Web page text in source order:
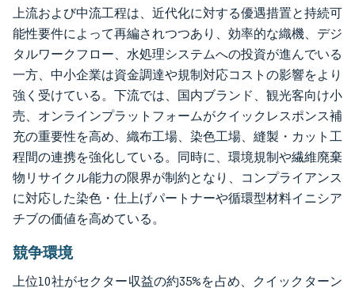
上流および中流工程は、近代化に対する優遇措置と持続可
能性要件によって再編されつつあり、効率的な織機、デジ
タルワークフロー、水処理システムへの投資が進んでいる
一方、中小企業は資金調達や規制対応コストの影響をより
強く受けている。下流では、国内ブランド、観光客向け小
売、オンラインプラットフォームがクイックレスポンス補
充の重要性を高め、織布工場、染色工場、縫製・カット工
程間の連携を強化している。同時に、環境規制や繊維廃棄
物リサイクル能力の限界が制約となり、コンプライアンス
に対応した染色・仕上げパートナーや循環型材料イニシア
チブの価値を高めている。
競争環境
上位10社がセクター収益の約35%を占め、クイックターン